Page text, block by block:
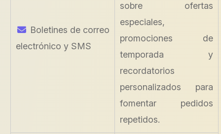
Boletines de correo
electrónico y SMS
sobre ofertas
especiales,
promociones de
temporada y
recordatorios
personalizados para
fomentar pedidos
repetidos.